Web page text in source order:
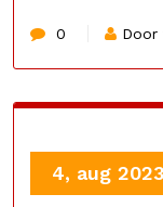
0 Door
4, aug 2023